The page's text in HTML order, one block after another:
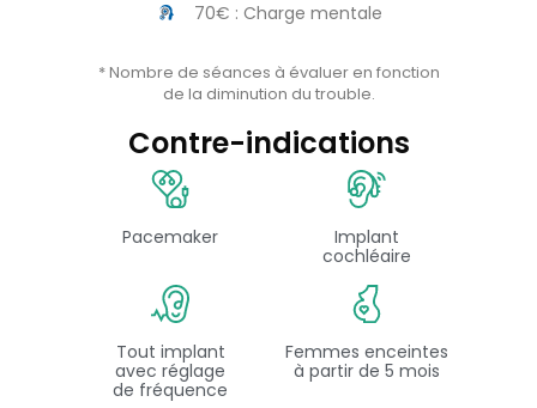
70€ : Charge mentale
* Nombre de séances à évaluer en fonction
de la diminution du trouble.
Contre-indications
Pacemaker
Implant
cochléaire
Tout implant
avec réglage
de fréquence
Femmes enceintes
à partir de 5 mois